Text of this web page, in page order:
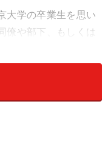
大学の卒業生を思い
僚や部下、もしくは
た時、あとからあの
、勉強で優秀だと仕
もあるのかもしれな